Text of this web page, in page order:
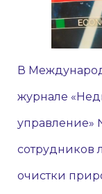
В
журнале
управление»
сотрудников
очистки